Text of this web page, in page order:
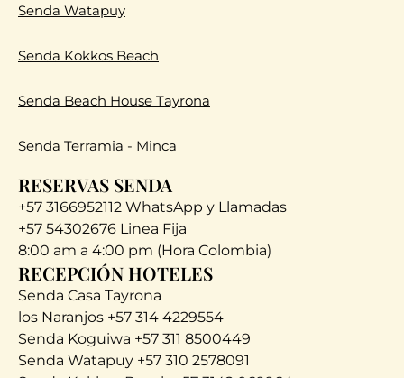
Senda Watapuy
Senda Kokkos Beach
Senda Beach House Tayrona
Senda Terramia - Minca
RESERVAS SENDA
+57 3166952112 WhatsApp y Llamadas
+57 54302676 Linea Fija
8:00 am a 4:00 pm (Hora Colombia)
RECEPCIÓN HOTELES
Senda Casa Tayrona
los Naranjos +57 314 4229554
Senda Koguiwa +57 311 8500449
Senda Watapuy +57 310 2578091